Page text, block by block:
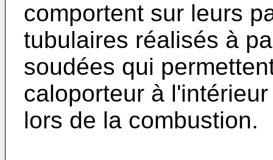
comportent sur leurs
tubulaires réalisés à
soudées qui
caloporteur à
lors de la combustion.